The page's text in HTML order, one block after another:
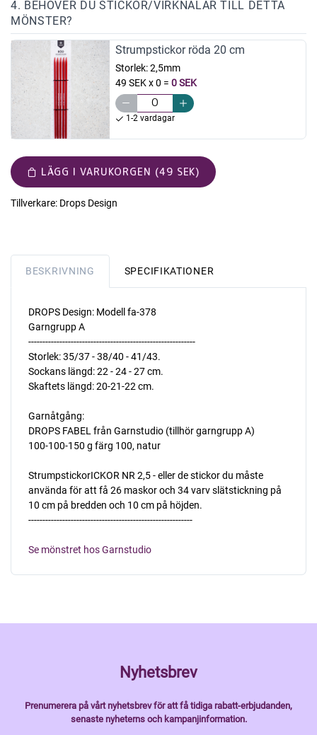
4. BEHÖVER DU STICKOR/VIRKNÅLAR TILL DETTA
MÖNSTER?
Strumpstickor röda 20 cm
Storlek:2,5mm
49 SEK x 0 = 0 SEK
1-2 vardagar
LÄGG I VARUKORGEN (49 SEK)
Tillverkare: Drops Design
BESKRIVNING SPECIFIKATIONER
DROPS Design: Modell fa-378
Garngrupp A
-----------------------------------------------------------
Storlek: 35/37 - 38/40 - 41/43.
Sockans längd: 22 - 24 - 27 cm.
Skaftets längd: 20-21-22 cm.
Garnåtgång:
DROPS FABEL från Garnstudio (tillhör garngrupp A)
100-100-150 g färg 100, natur
StrumpstickorICKOR NR 2,5 - eller de stickor du måste
använda för att få 26 maskor och 34 varv slätstickning på
10 cm på bredden och 10 cm på höjden.
----------------------------------------------------------
Se mönstret hos Garnstudio
Nyhetsbrev
Prenumerera på vårt nyhetsbrev för att få tidiga rabatt-erbjudanden,
senaste nyheterns och kampanjinformation.